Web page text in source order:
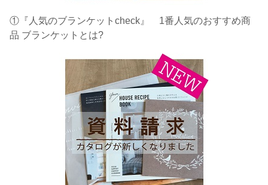
①『人気のブランケットcheck』 1番人気のおすすめ商
品 ブランケットとは?